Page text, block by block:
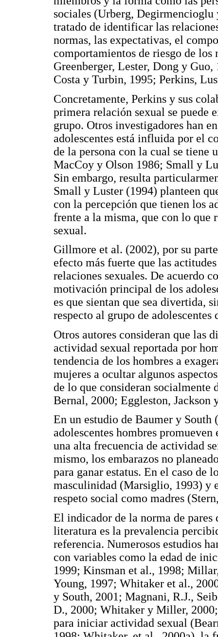
sociales (Urberg,
tratado de identificar las
normas, las expectativas, el
comportamientos de riesgo de los
Greenberger, Lester, Dong y Guo,
Costa y Turbin, 1995; Perkins,
Concretamente, Perkins y sus
primera relación sexual se puede
grupo. Otros investigadores han
adolescentes está influida por el
de la persona con la cual se
MacCoy y Olson 1986; Small y
Sin embargo, resulta
Small y Luster (1994) planteen
con la percepción que tienen los
frente a la misma, que con lo que
sexual.
Gillmore et al. (2002), por su
efecto más fuerte que las
relaciones sexuales. De acuerdo
motivación principal de los
es que sientan que sea divertida,
respecto al grupo de adolescentes
Otros autores consideran que las
actividad sexual reportada por
tendencia de los hombres a
mujeres a ocultar algunos
de lo que consideran
Bernal, 2000; Eggleston, Jackson
En un estudio de Baumer y South
adolescentes hombres
una alta frecuencia de actividad
mismo, los embarazos no
para ganar estatus. En el caso de
masculinidad (Marsiglio, 1993) y
respeto social como madres
El indicador de la norma de pares
literatura es la prevalencia
referencia. Numerosos estudios
con variables como la edad de
1999; Kinsman et al., 1998;
Young, 1997; Whitaker et al.,
y South, 2001; Magnani, R.J.,
D., 2000; Whitaker y Miller,
para iniciar actividad sexual